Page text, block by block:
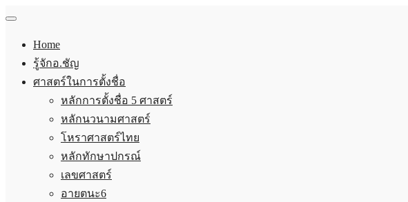
Home
รู้จักอ.ชัญ
ศาสตร์ในการตั้งชื่อ
หลักการตั้งชื่อ 5 ศาสตร์
หลักนวนามศาสตร์
โหราศาสตร์ไทย
หลักทักษาปกรณ์
เลขศาสตร์
อายตนะ6